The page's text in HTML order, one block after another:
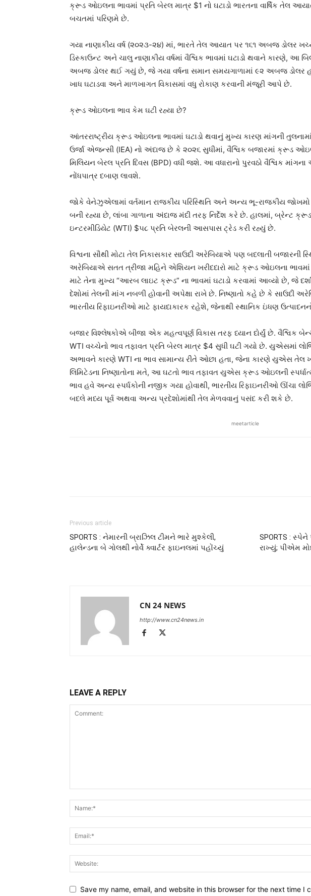
ક્રૂડ ઓઇલના ભાવમાં પ્રતિ બેરલ માત્ર $1 નો ઘટાડો ભારતના વાર્ષિક તેલ
બચતમાં પરિણમે છે.
ગયા નાણાકીય વર્ષ (૨૦૨૩-૨૪) માં, ભારતે તેલ આયાત પર ૧૬૧ અબજ ડોલર
ડિસ્કાઉન્ટ અને ચાલુ નાણાકીય વર્ષમાં વૈશ્વિક ભાવમાં ઘટાડો થવાને કારણે, આ
અબજ ડોલર થઈ ગયું છે, જે ગયા વર્ષના સમાન સમયગાળામાં ૯૨ અબજ ડોલર
ખાધ ઘટાડવા અને માળખાગત વિકાસમાં વધુ રોકાણ કરવાની મંજૂરી આપે છે.
ક્રૂડ ઓઇલના ભાવ કેમ ઘટી રહ્યા છે?
આંતરરાષ્ટ્રીય ક્રૂડ ઓઇલના ભાવમાં ઘટાડો થવાનું મુખ્ય કારણ માંગની તુલનામાં
ઉર્જા એજન્સી (IEA) નો અંદાજ છે કે ૨૦૨૬ સુધીમાં, વૈશ્વિક બજારમાં ક્રૂડ
મિલિયન બેરલ પ્રતિ દિવસ (BPD) વધી જશે. આ વધારાનો પુરવઠો વૈશ્વિક
નોંધપાત્ર દબાણ લાવશે.
જોકે વેનેઝુએલામાં વર્તમાન રાજકીય પરિસ્થિતિ અને અન્ય ભૂ-રાજકીય જોખમો
બની રહ્યા છે, લાંબા ગાળાના અંદાજ મંદી તરફ નિર્દેશ કરે છે. હાલમાં, બ્રેન્ટ
ઇન્ટરમીડિયેટ (WTI) $૫૮ પ્રતિ બેરલની આસપાસ ટ્રેડ કરી રહ્યું છે.
વિશ્વના સૌથી મોટા તેલ નિકાસકાર સાઉદી અરેબિયાએ પણ બદલાતી બજારની
અરેબિયાએ સતત ત્રીજા મહિને એશિયન ખરીદદારો માટે ક્રૂડ ઓઇલના ભાવમાં
માટે તેના મુખ્ય “આરબ લાઇટ ક્રૂડ” ના ભાવમાં ઘટાડો કરવામાં આવ્યો છે, જે
દેશોમાં તેલની માંગ નબળી હોવાની અપેક્ષા રાખે છે. નિષ્ણાતો કહે છે કે સાઉદી
ભારતીય રિફાઇનરીઓ માટે ફાયદાકારક રહેશે, જેનાથી સ્થાનિક ઇંધણ
બજાર વિશ્લેષકોએ બીજા એક મહત્વપૂર્ણ વિકાસ તરફ ધ્યાન દોર્યું છે. વૈશ્વિક
WTI વચ્ચેનો ભાવ તફાવત પ્રતિ બેરલ માત્ર $4 સુધી ઘટી ગયો છે. યુએસમાં
અભાવને કારણે WTI ના ભાવ સામાન્ય રીતે ઓછા હતા, જેના કારણે યુએસ તેલ
લિમિટેડના નિષ્ણાતોના મતે, આ ઘટતો ભાવ તફાવત યુએસ ક્રૂડ ઓઇલની
ભાવ હવે અન્ય સ્પર્ધકોની નજીક ગયા હોવાથી, ભારતીય રિફાઇનરીઓ ઊંચા
બદલે મધ્ય પૂર્વ અથવા અન્ય પ્રદેશોમાંથી તેલ મેળવવાનું પસંદ કરી શકે છે.
meetarticle
Previous article
SPORTS : નેમારની બ્રાઝિલ ટીમને ભારે મુશ્કેલી,
હાલેન્ડના બે ગોલથી નોર્વે ક્વાર્ટર ફાઇનલમાં પહોંચ્યું
SPORTS : સ્પેને
રાખ્યું; પીએમ
CN 24 NEWS
http://www.cn24news.in
LEAVE A REPLY
Save my name, email, and website in this browser for the next time I